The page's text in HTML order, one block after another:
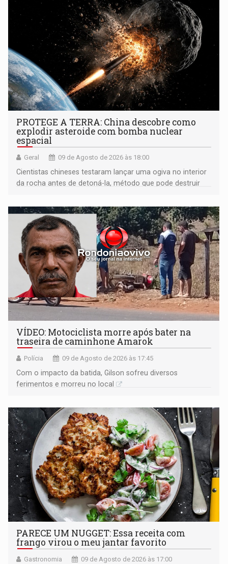
PROTEGE A TERRA: China descobre como
explodir asteroide com bomba nuclear
espacial
Geral 09 de Agosto de 2026 às 18:00
Cientistas chineses testaram lançar uma ogiva no interior
da rocha antes de detoná-la, método que pode destruir
VÍDEO: Motociclista morre após bater na
traseira de caminhone Amarok
Polícia 09 de Agosto de 2026 às 17:45
​Com o impacto da batida, Gilson sofreu diversos
ferimentos e morreu no local
PARECE UM NUGGET: Essa receita com
frango virou o meu jantar favorito
Gastronomia 09 de Agosto de 2026 às 17:00